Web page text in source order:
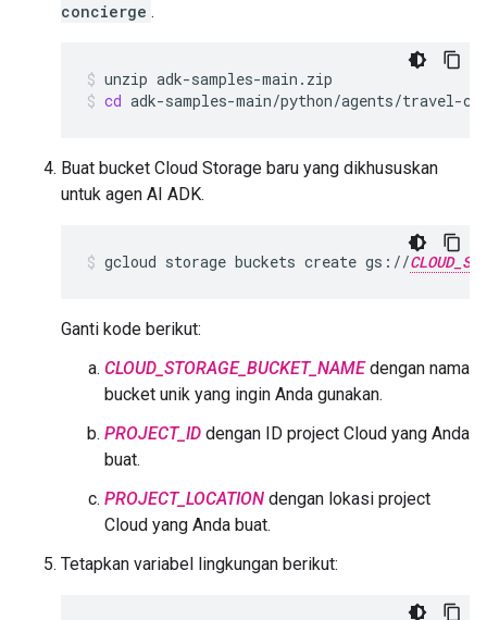
concierge .
unzip adk-samples-main.zip
cd adk-samples-main/python/agents/travel-
Buat bucket Cloud Storage baru yang dikhususkan
untuk agen AI ADK.
gcloud storage buckets create gs://
Ganti kode berikut:
CLOUD_STORAGE_BUCKET_NAMEdengan nama
bucket unik yang ingin Anda gunakan.
PROJECT_ID dengan ID project Cloud yang Anda
buat.
PROJECT_LOCATION dengan lokasi project
Cloud yang Anda buat.
Tetapkan variabel lingkungan berikut: